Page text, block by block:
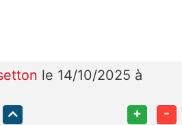
le 14/10/2025 à
+ -